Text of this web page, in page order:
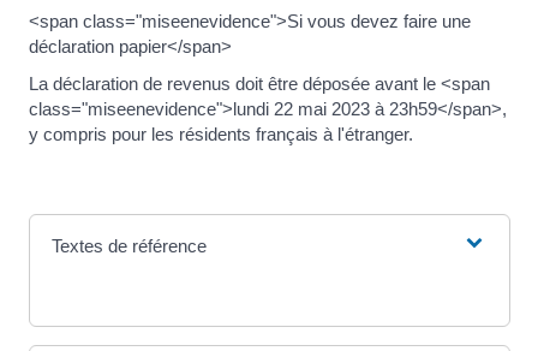
<span class="miseenevidence">Si vous devez faire une
déclaration papier</span>
La déclaration de revenus doit être déposée avant le <span
class="miseenevidence">lundi 22 mai 2023 à 23h59</span>,
y compris pour les résidents français à l'étranger.
Textes de référence